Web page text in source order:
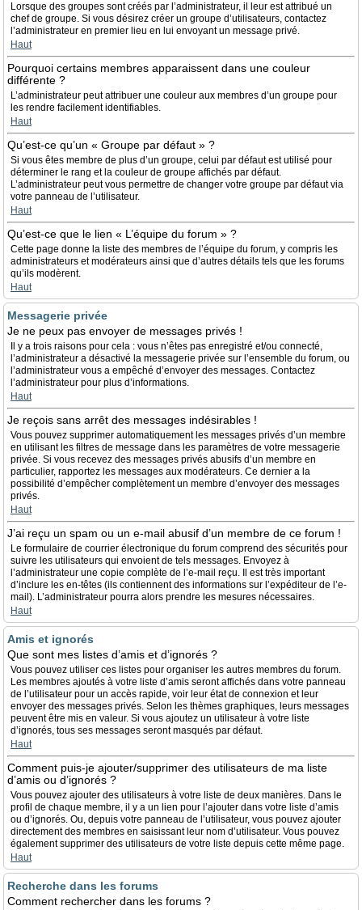
Lorsque des groupes sont créés par l’administrateur, il leur est attribué un
chef de groupe. Si vous désirez créer un groupe d’utilisateurs, contactez
l’administrateur en premier lieu en lui envoyant un message privé.
Haut
Pourquoi certains membres apparaissent dans une couleur
différente ?
L’administrateur peut attribuer une couleur aux membres d’un groupe pour
les rendre facilement identifiables.
Haut
Qu’est-ce qu’un « Groupe par défaut » ?
Si vous êtes membre de plus d’un groupe, celui par défaut est utilisé pour
déterminer le rang et la couleur de groupe affichés par défaut.
L’administrateur peut vous permettre de changer votre groupe par défaut via
votre panneau de l’utilisateur.
Haut
Qu’est-ce que le lien « L’équipe du forum » ?
Cette page donne la liste des membres de l’équipe du forum, y compris les
administrateurs et modérateurs ainsi que d’autres détails tels que les forums
qu’ils modèrent.
Haut
Messagerie privée
Je ne peux pas envoyer de messages privés !
Il y a trois raisons pour cela : vous n’êtes pas enregistré et/ou connecté,
l’administrateur a désactivé la messagerie privée sur l’ensemble du forum, ou
l’administrateur vous a empêché d’envoyer des messages. Contactez
l’administrateur pour plus d’informations.
Haut
Je reçois sans arrêt des messages indésirables !
Vous pouvez supprimer automatiquement les messages privés d’un membre
en utilisant les filtres de message dans les paramètres de votre messagerie
privée. Si vous recevez des messages privés abusifs d’un membre en
particulier, rapportez les messages aux modérateurs. Ce dernier a la
possibilité d’empêcher complètement un membre d’envoyer des messages
privés.
Haut
J’ai reçu un spam ou un e-mail abusif d’un membre de ce forum !
Le formulaire de courrier électronique du forum comprend des sécurités pour
suivre les utilisateurs qui envoient de tels messages. Envoyez à
l’administrateur une copie complète de l’e-mail reçu. Il est très important
d’inclure les en-têtes (ils contiennent des informations sur l’expéditeur de l’e-
mail). L’administrateur pourra alors prendre les mesures nécessaires.
Haut
Amis et ignorés
Que sont mes listes d’amis et d’ignorés ?
Vous pouvez utiliser ces listes pour organiser les autres membres du forum.
Les membres ajoutés à votre liste d’amis seront affichés dans votre panneau
de l’utilisateur pour un accès rapide, voir leur état de connexion et leur
envoyer des messages privés. Selon les thèmes graphiques, leurs messages
peuvent être mis en valeur. Si vous ajoutez un utilisateur à votre liste
d’ignorés, tous ses messages seront masqués par défaut.
Haut
Comment puis-je ajouter/supprimer des utilisateurs de ma liste
d’amis ou d’ignorés ?
Vous pouvez ajouter des utilisateurs à votre liste de deux manières. Dans le
profil de chaque membre, il y a un lien pour l’ajouter dans votre liste d’amis
ou d’ignorés. Ou, depuis votre panneau de l’utilisateur, vous pouvez ajouter
directement des membres en saisissant leur nom d’utilisateur. Vous pouvez
également supprimer des utilisateurs de votre liste depuis cette même page.
Haut
Recherche dans les forums
Comment rechercher dans les forums ?